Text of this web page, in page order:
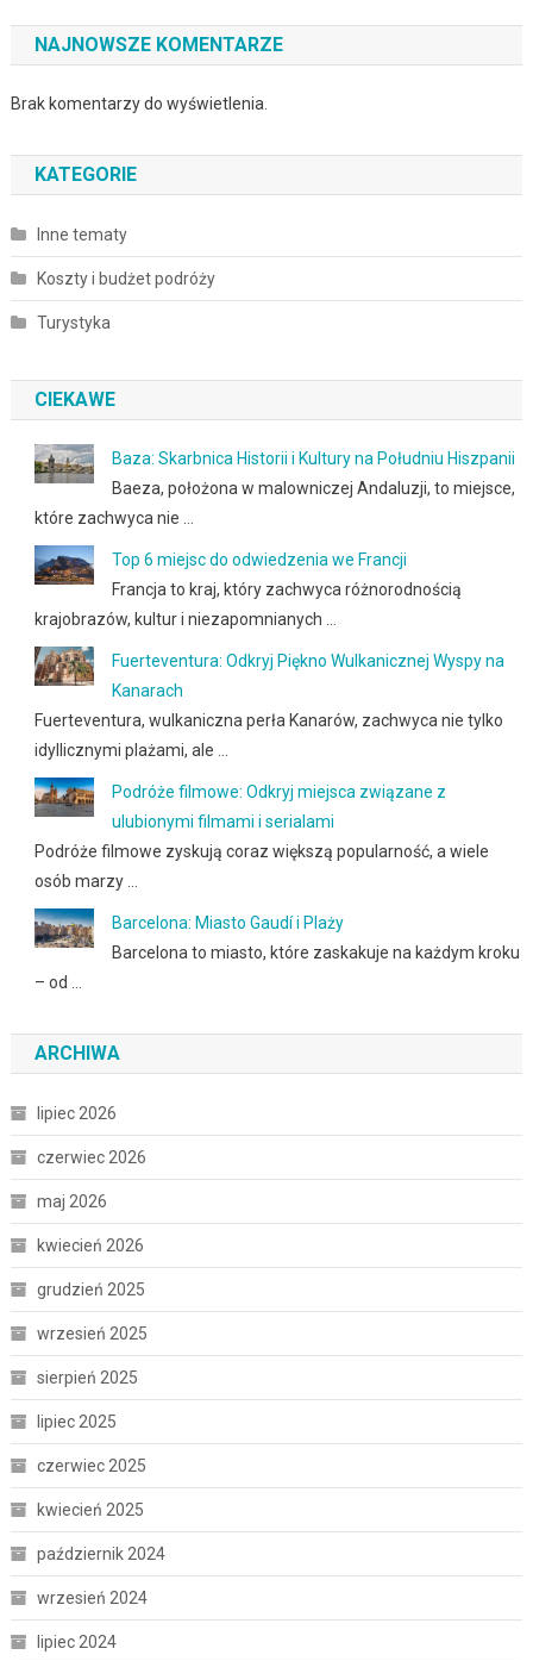
NAJNOWSZE KOMENTARZE
Brak komentarzy do wyświetlenia.
KATEGORIE
Inne tematy
Koszty i budżet podróży
Turystyka
CIEKAWE
Baza: Skarbnica Historii i Kultury na Południu Hiszpanii
Baeza, położona w malowniczej Andaluzji, to miejsce,
które zachwyca nie …
Top 6 miejsc do odwiedzenia we Francji
Francja to kraj, który zachwyca różnorodnością
krajobrazów, kultur i niezapomnianych …
Fuerteventura: Odkryj Piękno Wulkanicznej Wyspy na
Kanarach
Fuerteventura, wulkaniczna perła Kanarów, zachwyca nie tylko
idyllicznymi plażami, ale …
Podróże filmowe: Odkryj miejsca związane z
ulubionymi filmami i serialami
Podróże filmowe zyskują coraz większą popularność, a wiele
osób marzy …
Barcelona: Miasto Gaudí i Plaży
Barcelona to miasto, które zaskakuje na każdym kroku
– od …
ARCHIWA
lipiec 2026
czerwiec 2026
maj 2026
kwiecień 2026
grudzień 2025
wrzesień 2025
sierpień 2025
lipiec 2025
czerwiec 2025
kwiecień 2025
październik 2024
wrzesień 2024
lipiec 2024